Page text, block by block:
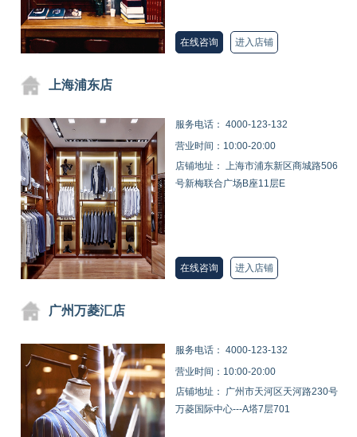
在线咨询 进入店铺
上海浦东店
服务电话： 4000-123-132
营业时间：10:00-20:00
店铺地址： 上海市浦东新区商城路506
号新梅联合广场B座11层E
在线咨询 进入店铺
广州万菱汇店
服务电话： 4000-123-132
营业时间：10:00-20:00
店铺地址： 广州市天河区天河路230号
万菱国际中心---A塔7层701